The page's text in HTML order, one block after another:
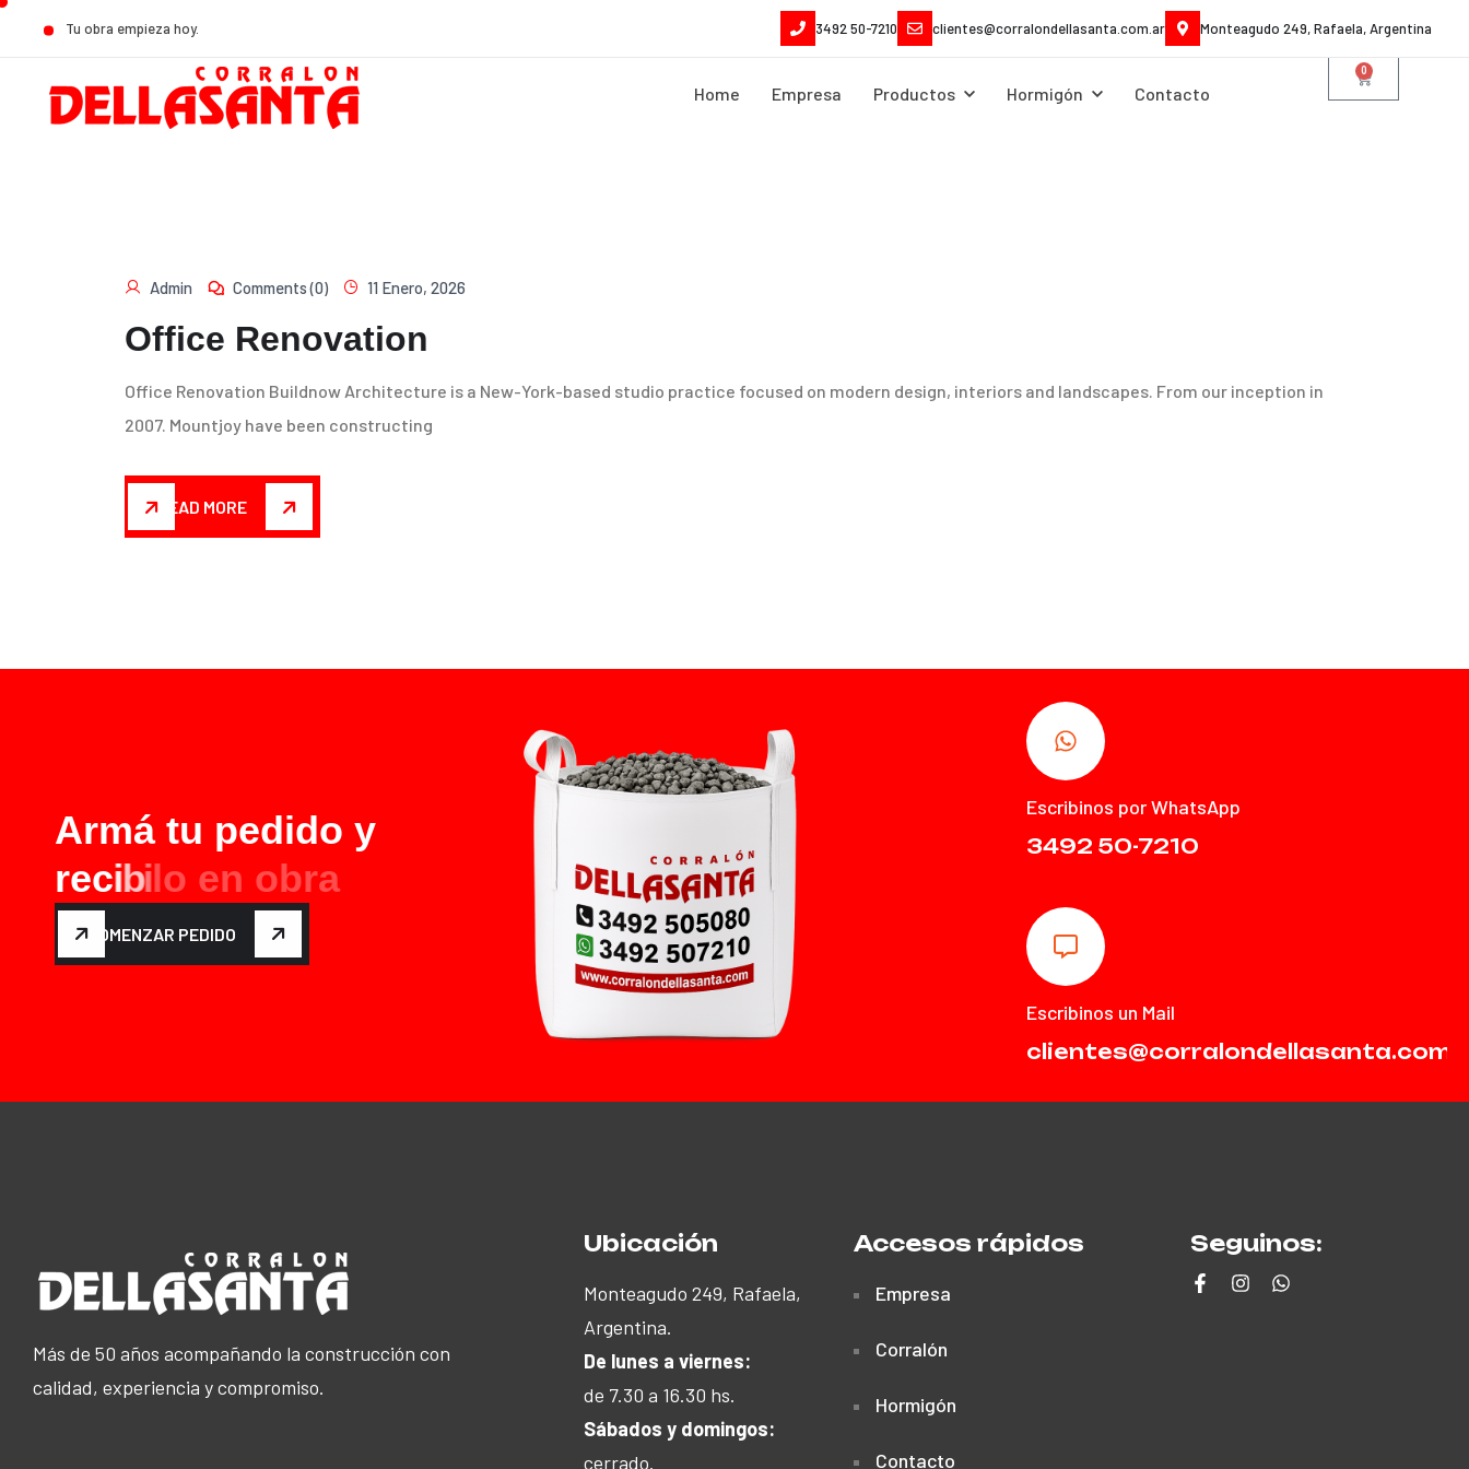
Tu obra empieza hoy. 3492 50-7210 clientes@corralondellasanta.com.ar Monteagudo 249, Rafaela, Argentina
Home Empresa Productos Hormigón Contacto
0
Admin Comments (0) 11 Enero, 2026
Office Renovation
Office Renovation Buildnow Architecture is a New-York-based studio practice focused on modern design, interiors and landscapes. From our inception in
2007. Mountjoy have been constructing
READ MORE
Armá tu pedido y
recibilo en obra
COMENZAR PEDIDO
Escribinos por WhatsApp
3492 50-7210
Escribinos un Mail
Más de 50 años acompañando la construcción con
calidad, experiencia y compromiso.
Ubicación
Monteagudo 249, Rafaela,
Argentina.
De lunes a viernes:
de 7.30 a 16.30 hs.
Sábados y domingos:
cerrado.
Accesos rápidos
Empresa
Corralón
Hormigón
Contacto
Seguinos: